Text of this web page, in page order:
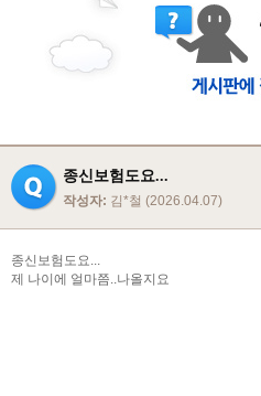
종신보험도요...
작성자: 김*철 (2026.04.07)
종신보험도요...
제 나이에 얼마쯤..나올지요